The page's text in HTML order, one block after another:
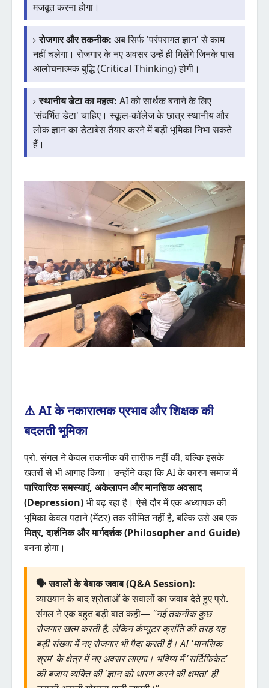
मजबूत करना होगा।
रोजगार और तकनीक: अब सिर्फ 'परंपरागत ज्ञान' से काम
नहीं चलेगा। रोजगार के नए अवसर उन्हें ही मिलेंगे जिनके पास
आलोचनात्मक बुद्धि (Critical Thinking) होगी।
स्थानीय डेटा का महत्व: AI को सार्थक बनाने के लिए
'संदर्भित डेटा' चाहिए। स्कूल-कॉलेज के छात्र स्थानीय और
लोक ज्ञान का डेटाबेस तैयार करने में बड़ी भूमिका निभा सकते
हैं।
⚠️ AI के नकारात्मक प्रभाव और शिक्षक की
बदलती भूमिका
प्रो. संगल ने केवल तकनीक की तारीफ नहीं की, बल्कि इसके
खतरों से भी आगाह किया। उन्होंने कहा कि AI के कारण समाज में
पारिवारिक समस्याएं, अकेलापन और मानसिक अवसाद
(Depression)भी बढ़ रहा है। ऐसे दौर में एक अध्यापक की
भूमिका केवल पढ़ाने (मेंटर) तक सीमित नहीं है, बल्कि उसे अब एक
मित्र, दार्शनिक और मार्गदर्शक (Philosopher and Guide)
बनना होगा।
🗣️ सवालों के बेबाक जवाब (Q&A Session):
व्याख्यान के बाद श्रोताओं के सवालों का जवाब देते हुए प्रो.
संगल ने एक बहुत बड़ी बात कही— "नई तकनीक कुछ
रोजगार खत्म करती है, लेकिन कंप्यूटर क्रांति की तरह यह
बड़ी संख्या में नए रोजगार भी पैदा करती है। AI 'मानसिक
श्रम' के क्षेत्र में नए अवसर लाएगा। भविष्य में 'सर्टिफिकेट'
की बजाय व्यक्ति की 'ज्ञान को धारण करने की क्षमता' ही